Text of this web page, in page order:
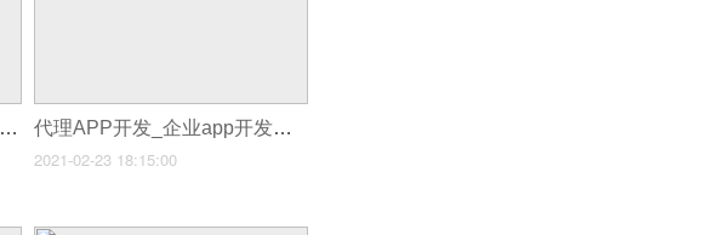
代理app_app开发属于商标注册 代理APP开发_企业app开发代理
2021-02-23 18:15:00